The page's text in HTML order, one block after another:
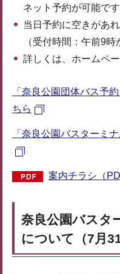
ネット予約が可能です
当日予約に空きがあ
（受付時間：午前9時
詳しくは、ホームペ
「奈良公園団体バス予
ちら
「奈良公園バスターミ
案内チラシ（
奈良公園バスタ
について（7月